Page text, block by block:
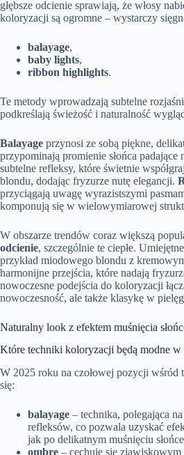
głębsze odcienie sprawiają, że włosy
koloryzacji są ogromne – wystarczy
balayage,
baby lights,
ribbon highlights.
Te metody wprowadzają subtelne
podkreślają świeżość i naturalność
Balayage przynosi ze sobą piękne,
przypominają promienie słońca padające
subtelne refleksy, które świetnie
blondu, dodając fryzurze nutę elegancji.
przyciągają uwagę wyrazistszymi
komponują się w wielowymiarowej
W obszarze trendów coraz większą
odcienie, szczególnie te ciepłe.
przykład miodowego blondu z
harmonijne przejścia, które nadają
nowoczesne podejścia do koloryzacji
nowoczesność, ale także klasykę w
Naturalny look z efektem muśnięcia
Które techniki koloryzacji będą modne w
W 2025 roku na czołowej pozycji wśród
się:
balayage – technika, polegająca
refleksów, co pozwala uzyskać
jak po delikatnym muśnięciu
ombre – cechuje się